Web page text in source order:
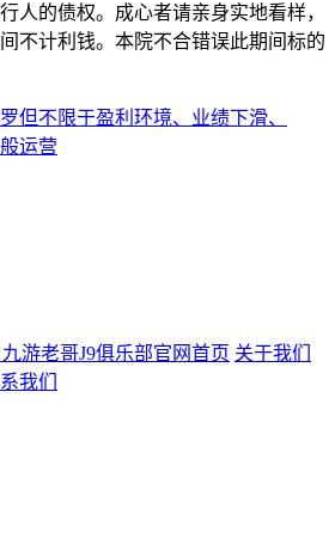
人的债权。成心者请亲身实地看样，
不计利钱。本院不合错误此期间标的
但不限于盈利环境、业绩下滑、
运营
游老哥J9俱乐部官网首页 关于我们
我们